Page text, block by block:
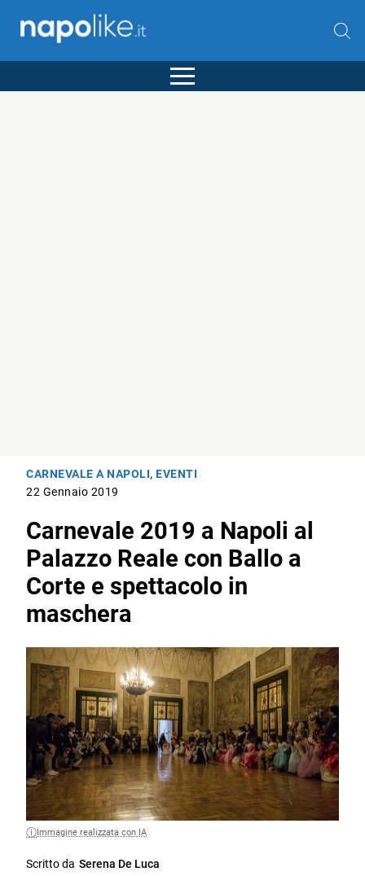
CARNEVALE A NAPOLI,EVENTI
22 Gennaio 2019
Carnevale 2019 a Napoli al
Palazzo Reale con Ballo a
Corte e spettacolo in
maschera
Immagine realizzata con IA
Scritto da Serena De Luca